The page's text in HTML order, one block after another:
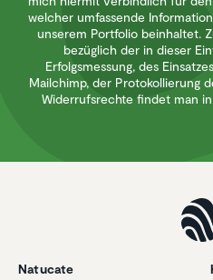
welcher umfassende
unserem Portfolio beinhaltet.
bezüglich der in dieser
Erfolgsmessung, des
Mailchimp, der Protokollierung
Widerrufsrechte findet man
Natucate